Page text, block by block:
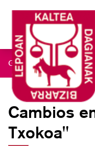
Gau Beltz Gaztea 2026/
Cambios
Txokoa"